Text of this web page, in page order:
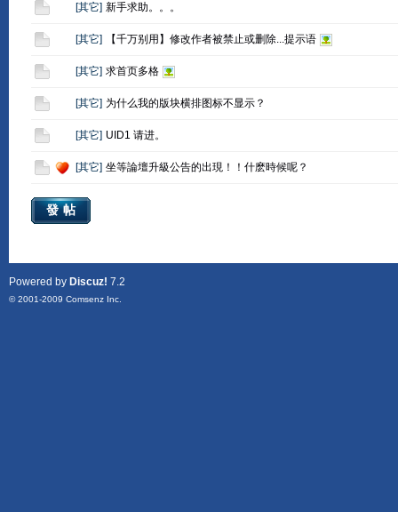
[其它] 新手求助。。。
[其它] 【千万别用】修改作者被禁止或删除...提示语
[其它] 求首页多格
[其它] 为什么我的版块横排图标不显示？
[其它] UID1 请进。
[其它] 坐等論壇升級公告的出現！！什麽時候呢？
發帖
Powered by Discuz! 7.2
© 2001-2009 Comsenz Inc.